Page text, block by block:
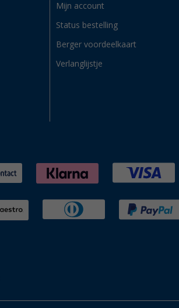
Mijn account
Status bestelling
Berger voordeelkaart
Verlanglijstje